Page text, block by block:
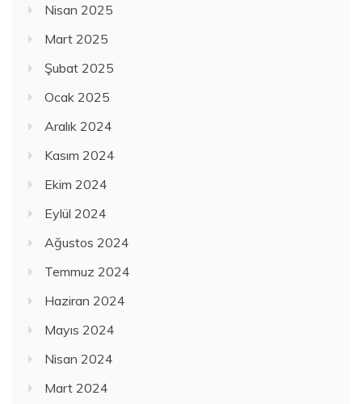
Nisan 2025
Mart 2025
Şubat 2025
Ocak 2025
Aralık 2024
Kasım 2024
Ekim 2024
Eylül 2024
Ağustos 2024
Temmuz 2024
Haziran 2024
Mayıs 2024
Nisan 2024
Mart 2024